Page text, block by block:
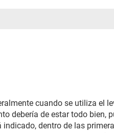
cuando se utiliza el
debería de estar todo bien,
dentro de las